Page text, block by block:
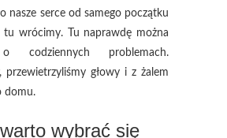
nasze serce od samego początku
tu wrócimy. Tu naprawdę można
codziennych problemach.
przewietrzyliśmy głowy i z żalem
domu.
wybrać się